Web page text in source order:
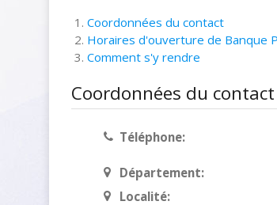
Coordonnées du contact
Horaires d'ouverture de Banque
Comment s'y rendre
Coordonnées du contact
Téléphone:
Département:
Localité: